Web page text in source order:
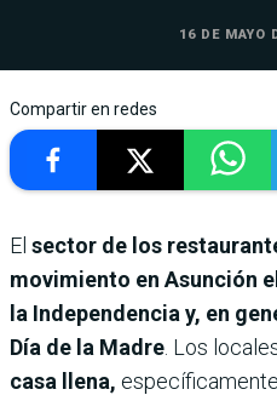
16 DE MAYO
Compartir en redes
El sector de los
movimiento en Asunción
la Independencia y, en
Día de la Madre . Los
casa llena,